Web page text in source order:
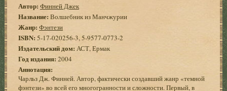
Автор: Финней Джек
Название: Волшебник из Манчжурии
Жанр: Фэнтези
ISBN: 5-17-020256-3, 5-9577-0773-2
Издательский дом: АСТ, Ермак
Год издания: 2004
Аннотация:
Чарльз Дж. Финней. Автор, фактически создавший жанр «темной
фэнтези» во всей его многогранности и сложности. Первый, в